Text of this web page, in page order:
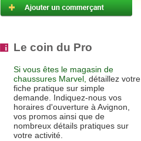
Le coin du Pro
Si vous êtes le magasin de
chaussures Marvel, détaillez votre
fiche pratique sur simple
demande. Indiquez-nous vos
horaires d'ouverture à Avignon,
vos promos ainsi que de
nombreux détails pratiques sur
votre activité.